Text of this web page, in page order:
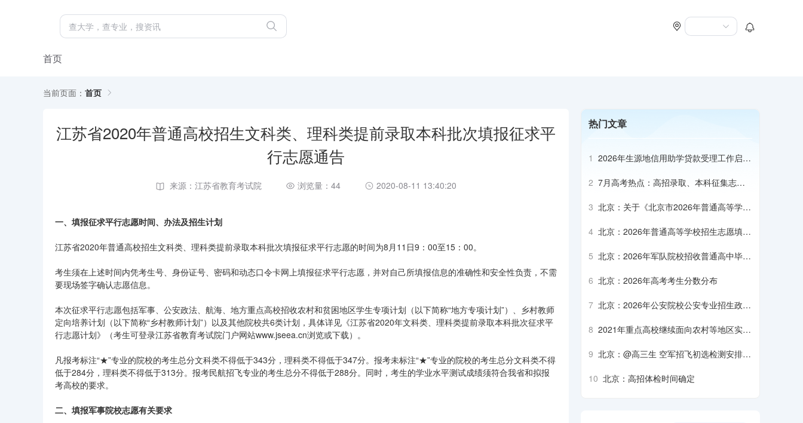
首页
当前页面： 首页
江苏省2020年普通高校招生文科类、理科类提前录取本科批次填报征求平
行志愿通告
来源：江苏省教育考试院 浏览量：44 2020-08-11 13:40:20
一、填报征求平行志愿时间、办法及招生计划
江苏省2020年普通高校招生文科类、理科类提前录取本科批次填报征求平行志愿的时间为8月11日9：00至15：00。
考生须在上述时间内凭考生号、身份证号、密码和动态口令卡网上填报征求平行志愿，并对自己所填报信息的准确性和安全性负责，不需
要现场签字确认志愿信息。
本次征求平行志愿包括军事、公安政法、航海、地方重点高校招收农村和贫困地区学生专项计划（以下简称“地方专项计划”）、乡村教师
定向培养计划（以下简称“乡村教师计划”）以及其他院校共6类计划，具体详见《江苏省2020年文科类、理科类提前录取本科批次征求平
行志愿计划》（考生可登录江苏省教育考试院门户网站www.jseea.cn浏览或下载）。
凡报考标注“★”专业的院校的考生总分文科类不得低于343分，理科类不得低于347分。报考未标注“★”专业的院校的考生总分文科类不得
低于284分，理科类不得低于313分。报考民航招飞专业的考生总分不得低于288分。同时，考生的学业水平测试成绩须符合我省和拟报
考高校的要求。
二、填报军事院校志愿有关要求
热门文章
1 2026年生源地信用助学贷款受理工作启动
2 7月高考热点：高招录取、本科征集志
3 北京：关于《北京市2026年普通高等学校
4 北京：2026年普通高等学校招生志愿填报
5 北京：2026年军队院校招收普通高中毕业
6 北京：2026年高考考生分数分布
7 北京：2026年公安院校公安专业招生政治
8 2021年重点高校继续面向农村等地区实施
9 北京：@高三生 空军招飞初选检测安排来
10 北京：高招体检时间确定